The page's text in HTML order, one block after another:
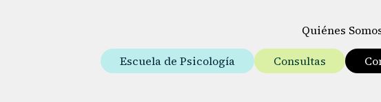
Quiénes
Escuela de Psicología Consultas